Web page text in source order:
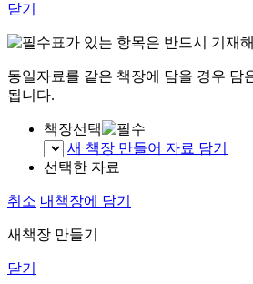
닫기
표가 있는 항목은 반드시 기재
동일자료를 같은 책장에 담을 경우 담
됩니다.
책장선택
새 책장 만들어 자료 담기
선택한 자료
취소 내책장에 담기
새책장 만들기
닫기